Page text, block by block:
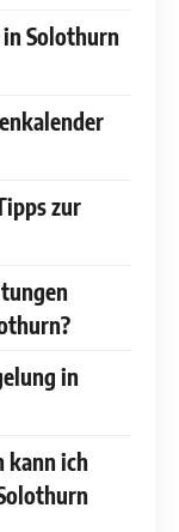
Solothurn
zur
in
kann ich